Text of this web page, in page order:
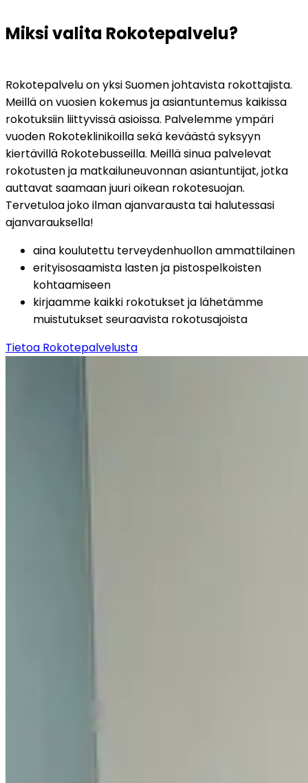
Miksi valita Rokotepalvelu?
Rokotepalvelu on yksi Suomen johtavista rokottajista.
Meillä on vuosien kokemus ja asiantuntemus kaikissa
rokotuksiin liittyvissä asioissa. Palvelemme ympäri
vuoden Rokoteklinikoilla sekä keväästä syksyyn
kiertävillä Rokotebusseilla. Meillä sinua palvelevat
rokotusten ja matkailuneuvonnan asiantuntijat, jotka
auttavat saamaan juuri oikean rokotesuojan.
Tervetuloa joko ilman ajanvarausta tai halutessasi
ajanvarauksella!
aina koulutettu terveydenhuollon ammattilainen
erityisosaamista lasten ja pistospelkoisten
kohtaamiseen
kirjaamme kaikki rokotukset ja lähetämme
muistutukset seuraavista rokotusajoista
Tietoa Rokotepalvelusta